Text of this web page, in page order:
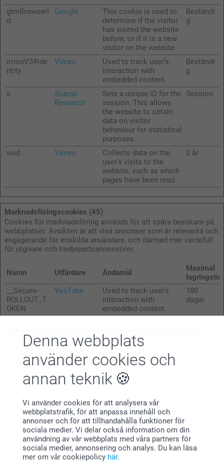
Denna webbplats
använder cookies och
annan teknik
Vi använder cookies för att analysera vår
webbplatstrafik, för att anpassa innehåll och
annonser och för att tillhandahålla funktioner för
sociala medier. Vi delar också information om din
användning av vår webbplats med våra partners för
sociala medier, annonsering och analys. Du kan läsa
mer om vår cookiepolicy här.
gtmBrowserI
d
Google
This cookie is used to
determine if the visitor
has visited the website
before, or if it is a new
visitor on the website.
Beständi
g
orionV3#ide
ntity
Vimeo
Used to track user’s
interaction with
embedded content.
Beständi
g
s
Scarab
Research
Sets a unique ID for the
session. This allows
the website to obtain
data on visitor
behaviour for statistical
purposes.
Session
vuid Vimeo
Collects data on the
user's visits to the
website, such as which
pages have been read.
2 år
Marknadsföringscookies (45)
Cookies för marknadsföring används för att spåra besökare på
webbplatser. Avsikten är att visa annonser som är relevanta och
engagerande för enskilda användare, och därmed mer värdefull
för utgivare och tredjepartsannonsörer.
Namn Utfärdare Ändamål
Maximal
lagringstid
__Secure-
ROLLOUT_T
OKEN
YouTube
Used to track user’s
interaction with
embedded content.
180
dagar
using embedded
YouTube video
__Secure-
YouTube
Used to track user’s
interaction with
embedded content.
com
Meta
Platforms,
Inc.
deliver a series of
advertisement products
such as real time
bidding from third party
advertisers.
_gcl_au Smartphoto
Used by Google
AdSense for